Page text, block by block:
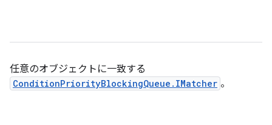
任意のオブジェクトに一致する
ConditionPriorityBlockingQueue.IMatcher 。